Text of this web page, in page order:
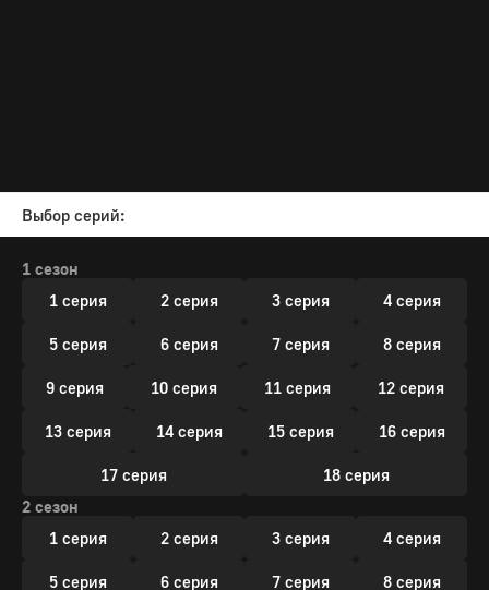
Выбор серий:
1 сезон
1 серия
2 серия 3 серия 4 серия
5 серия 6 серия 7 серия 8 серия
9 серия 10 серия 11 серия 12 серия
13 серия 14 серия 15 серия 16 серия
17 серия
18 серия
2 сезон
1 серия
2 серия 3 серия 4 серия
5 серия 6 серия 7 серия
8 серия